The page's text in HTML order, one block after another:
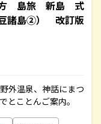
方 島旅 新島 式
諸島②） 改訂版
外温泉、神話にまつ
とことんご案内。